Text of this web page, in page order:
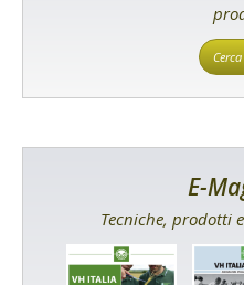
E-
Tecniche, prodotti